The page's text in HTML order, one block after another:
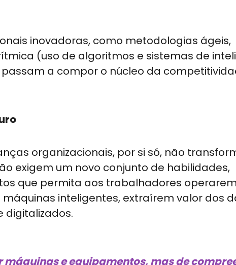
inovadoras, como metodologias ágeis,
(uso de algoritmos e sistemas de
a compor o núcleo da
organizacionais, por si só, não
exigem um novo conjunto de habilidades,
que permita aos trabalhadores operarem
inteligentes, extraírem valor dos
digitalizados.
máquinas e equipamentos, mas de